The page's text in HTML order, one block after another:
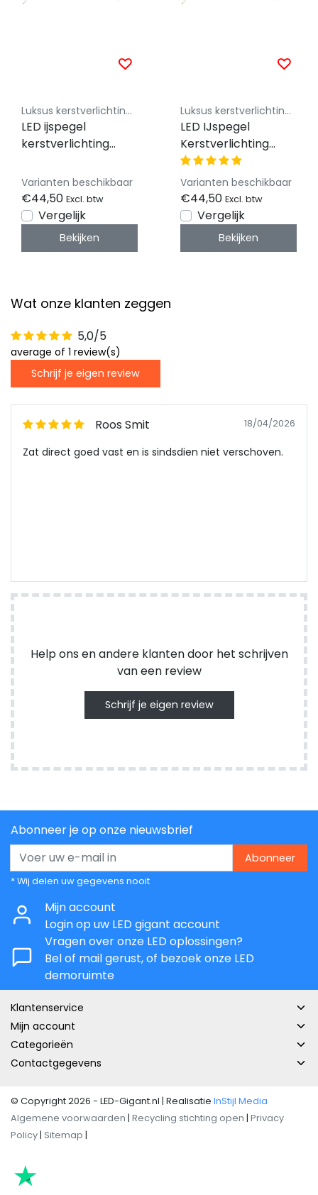
Luksus kerstverlichting koppelbaar 230V
LED ijspegel
kerstverlichting
2400K – Wit snoer –
230V systeem (IP65)
Varianten beschikbaar
€44,50 Excl. btw
Vergelijk
Bekijken
Luksus kerstverlichting koppelbaar 230V
LED IJspegel
Kerstverlichting
2x0,4m – Koud Wit
6500K – Wit Snoer –
IP65 – 230V
Varianten beschikbaar
€44,50 Excl. btw
Vergelijk
Bekijken
Wat onze klanten zeggen
5,0/5
average of 1 review(s)
Schrijf je eigen review
Roos Smit 18/04/2026
Zat direct goed vast en is sindsdien niet verschoven.
Help ons en andere klanten door het schrijven
van een review
Schrijf je eigen review
Abonneer je op onze nieuwsbrief
Abonneer
* Wij delen uw gegevens nooit
Mijn account
Login op uw LED gigant account
Vragen over onze LED oplossingen?
Bel of mail gerust, of bezoek onze LED
demoruimte
Klantenservice
Mijn account
Categorieën
Contactgegevens
© Copyright 2026 - LED-Gigant.nl | Realisatie InStijl Media
Algemene voorwaarden | Recycling stichting open | Privacy
Policy | Sitemap |